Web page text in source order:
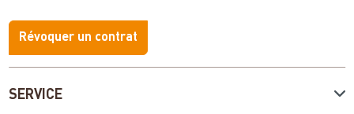
SERVICE
Révoquer un contrat